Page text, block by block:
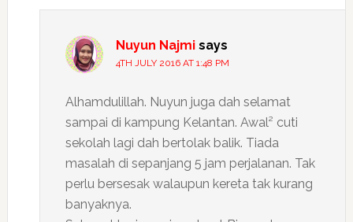
Nuyun Najmi says
4TH JULY 2016 AT 1:48 PM
Alhamdulillah. Nuyun juga dah selamat
sampai di kampung Kelantan. Awal² cuti
sekolah lagi dah bertolak balik. Tiada
masalah di sepanjang 5 jam perjalanan. Tak
perlu bersesak walaupun kereta tak kurang
banyaknya.